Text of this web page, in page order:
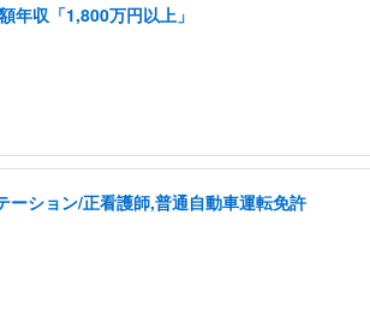
年収「1,800万円以上」
ーション/正看護師,普通自動車運転免許